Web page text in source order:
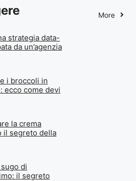
More
strategia data-
da un’agenzia
i broccoli in
ecco come devi
la crema
il segreto della
di
il segreto